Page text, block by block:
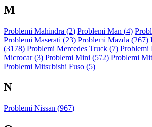
M
Problemi Mahindra (2) Problemi Man (4)
Problemi Maserati (23) Problemi Mazda (267)
(3178) Problemi Mercedes Truck (7) Problemi
Microcar (3) Problemi Mini (572) Problemi
Problemi Mitsubishi Fuso (5)
N
Problemi Nissan (967)